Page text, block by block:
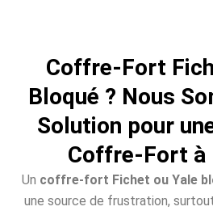
Coffre-Fort
Bloqué ? Nous
Solution pour
Coffre-Fort à
Un coffre-fort Fichet ou Yale
une source de frustration,